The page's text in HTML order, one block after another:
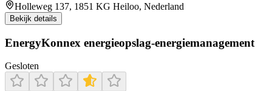
Holleweg 137, 1851 KG Heiloo, Nederland
Bekijk details
EnergyKonnex energieopslag-energiemanagement
Gesloten